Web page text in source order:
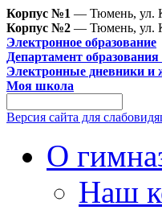
Корпус №1 — Тюмень, ул.
Корпус №2 — Тюмень, ул.
Электронное образование
Департамент
Электронные дневники и
Моя школа
Версия сайта для
О
Наш